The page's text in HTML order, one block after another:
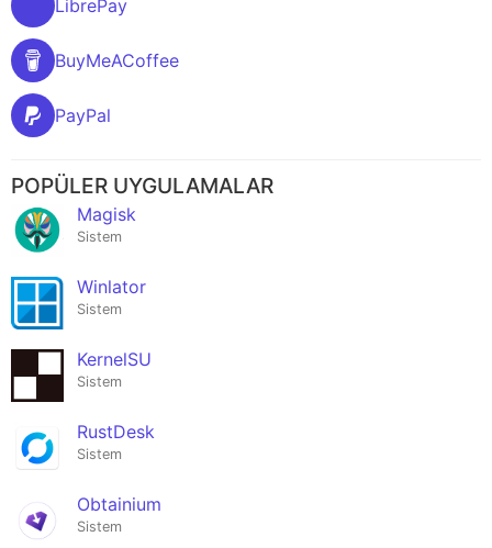
LibrePay
BuyMeACoffee
PayPal
POPÜLER UYGULAMALAR
Magisk
Sistem
Winlator
Sistem
KernelSU
Sistem
RustDesk
Sistem
Obtainium
Sistem